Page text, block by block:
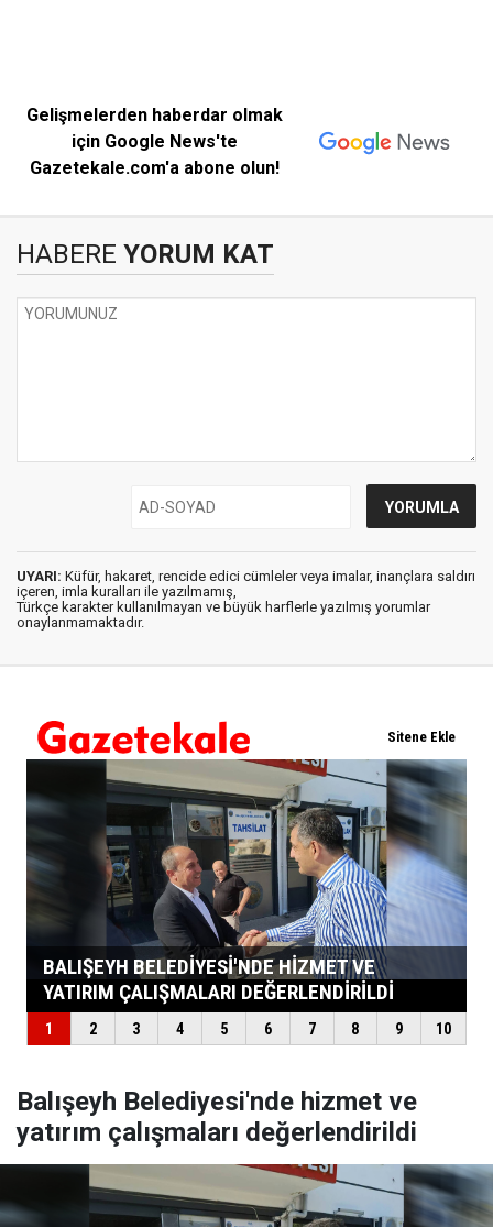
Gelişmelerden haberdar olmak
için Google News'te
Gazetekale.com'a abone olun!
HABERE YORUM KAT
UYARI: Küfür, hakaret, rencide edici cümleler veya imalar, inançlara saldırı
içeren, imla kuralları ile yazılmamış,
Türkçe karakter kullanılmayan ve büyük harflerle yazılmış yorumlar
onaylanmamaktadır.
Balışeyh Belediyesi'nde hizmet ve
yatırım çalışmaları değerlendirildi